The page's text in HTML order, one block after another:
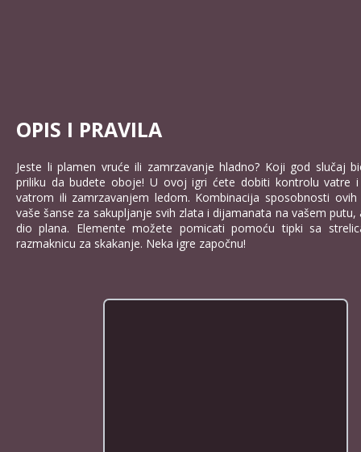
OPIS I PRAVILA
Jeste li plamen vruće ili zamrzavanje hladno? Koji god slučaj
priliku da budete oboje! U ovoj igri ćete dobiti kontrolu vatre
vatrom ili zamrzavanjem ledom. Kombinacija sposobnosti
vaše šanse za sakupljanje svih zlata i dijamanata na vašem
dio plana. Elemente možete pomicati pomoću tipki sa
razmaknicu za skakanje. Neka igre započnu!